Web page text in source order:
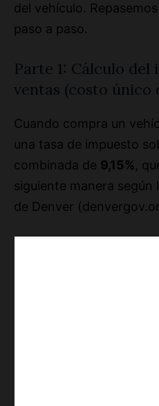
del vehículo.
paso a paso.
Parte 1: Cálculo del
ventas (costo único
Cuando compra un
una tasa de impuesto
combinada de 9,15%,
siguiente manera según
de Denver